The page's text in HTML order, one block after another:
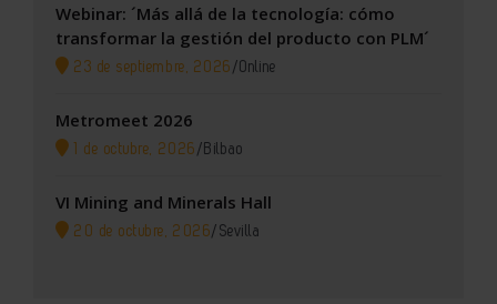
Webinar: ´Más allá de la tecnología: cómo
transformar la gestión del producto con PLM´
23 de septiembre, 2026 /Online
Metromeet 2026
1 de octubre, 2026 / Bilbao
VI Mining and Minerals Hall
20 de octubre, 2026/ Sevilla